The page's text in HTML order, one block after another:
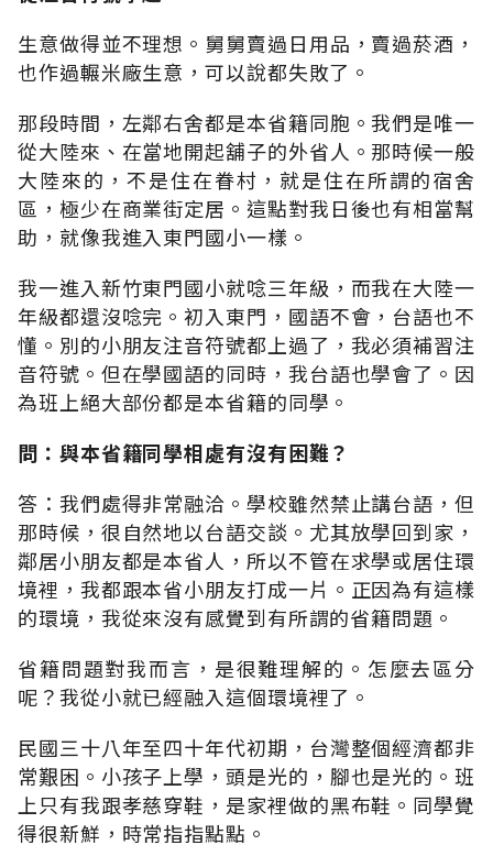
生意做得並不理想。舅舅賣過日用品，賣過菸酒，
也作過輾米廠生意，可以說都失敗了。
那段時間，左鄰右舍都是本省籍同胞。我們是唯一
從大陸來、在當地開起舖子的外省人。那時候一般
大陸來的，不是住在眷村，就是住在所謂的宿舍
區，極少在商業街定居。這點對我日後也有相當幫
助，就像我進入東門國小一樣。
我一進入新竹東門國小就唸三年級，而我在大陸一
年級都還沒唸完。初入東門，國語不會，台語也不
懂。別的小朋友注音符號都上過了，我必須補習注
音符號。但在學國語的同時，我台語也學會了。因
為班上絕大部份都是本省籍的同學。
問：與本省籍同學相處有沒有困難？
答：我們處得非常融洽。學校雖然禁止講台語，但
那時候，很自然地以台語交談。尤其放學回到家，
鄰居小朋友都是本省人，所以不管在求學或居住環
境裡，我都跟本省小朋友打成一片。正因為有這樣
的環境，我從來沒有感覺到有所謂的省籍問題。
省籍問題對我而言，是很難理解的。怎麼去區分
呢？我從小就已經融入這個環境裡了。
民國三十八年至四十年代初期，台灣整個經濟都非
常艱困。小孩子上學，頭是光的，腳也是光的。班
上只有我跟孝慈穿鞋，是家裡做的黑布鞋。同學覺
得很新鮮，時常指指點點。